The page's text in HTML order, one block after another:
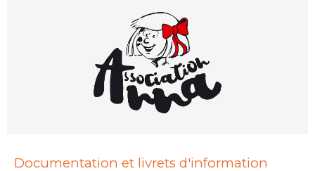
Documentation et livrets d'information